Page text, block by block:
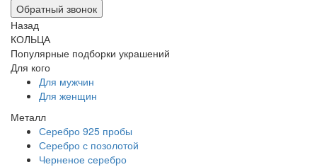
Обратный звонок
Назад
КОЛЬЦА
Популярные подборки украшений
Для кого
Для мужчин
Для женщин
Металл
Серебро 925 пробы
Серебро с позолотой
Черненое серебро